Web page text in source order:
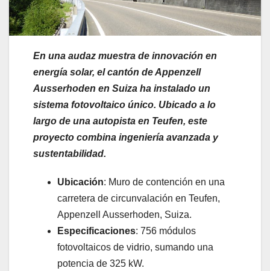
En una audaz muestra de innovación en
energía solar, el cantón de Appenzell
Ausserhoden en Suiza ha instalado un
sistema fotovoltaico único. Ubicado a lo
largo de una autopista en Teufen, este
proyecto combina ingeniería avanzada y
sustentabilidad.
Ubicación: Muro de contención en una
carretera de circunvalación en Teufen,
Appenzell Ausserhoden, Suiza.
Especificaciones: 756 módulos
fotovoltaicos de vidrio, sumando una
potencia de 325 kW.